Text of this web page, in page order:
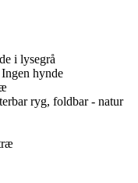
i lysegrå
hynde
ryg, foldbar - natur